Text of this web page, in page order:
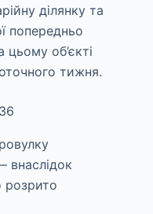
ділянку та
попередньо
цьому об’єкті
тижня.
внаслідок
розрито